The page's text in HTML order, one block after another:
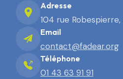
Adresse
104 rue
Email
contact@fadear.org
Téléphone
01 43 63 91 91